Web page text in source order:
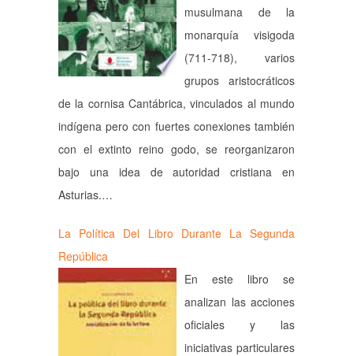
musulmana de la
monarquía visigoda
(711-718), varios
grupos aristocráticos
de la cornisa Cantábrica, vinculados al mundo
indígena pero con fuertes conexiones también
con el extinto reino godo, se reorganizaron
bajo una idea de autoridad cristiana en
Asturias.…
La Política Del Libro Durante La Segunda
República
En este libro se
analizan las acciones
oficiales y las
iniciativas particulares